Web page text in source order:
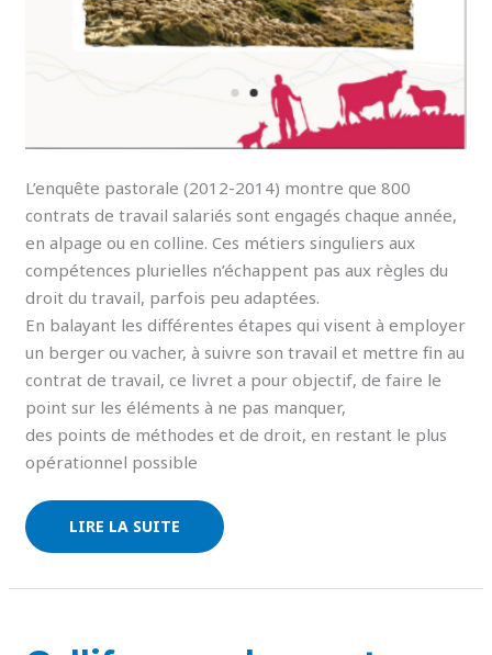
L’enquête pastorale (2012-2014) montre que 800
contrats de travail salariés sont engagés chaque année,
en alpage ou en colline. Ces métiers singuliers aux
compétences plurielles n’échappent pas aux règles du
droit du travail, parfois peu adaptées.
En balayant les différentes étapes qui visent à employer
un berger ou vacher, à suivre son travail et mettre fin au
contrat de travail, ce livret a pour objectif, de faire le
point sur les éléments à ne pas manquer,
des points de méthodes et de droit, en restant le plus
opérationnel possible
LIRE LA SUITE
GALLIFORMES